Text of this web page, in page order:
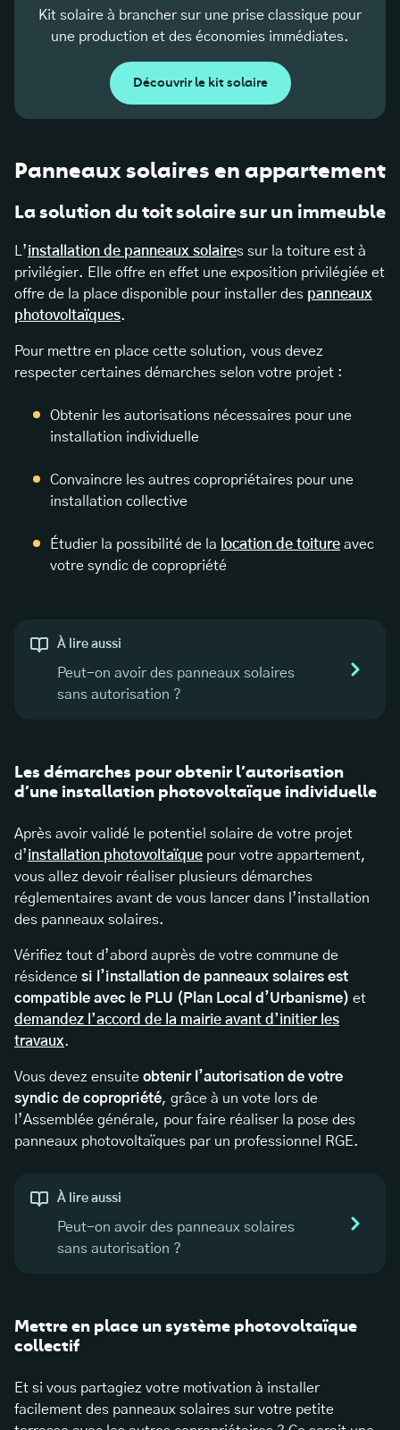
Kit solaire à brancher sur une prise classique pour
une production et des économies immédiates.
Découvrir le kit solaire
Panneaux solaires en appartement
La solution du toit solaire sur un immeuble
L’installation de panneaux solaires sur la toiture est à
privilégier. Elle offre en effet une exposition privilégiée et
offre de la place disponible pour installer des panneaux
photovoltaïques.
Pour mettre en place cette solution, vous devez
respecter certaines démarches selon votre projet :
Obtenir les autorisations nécessaires pour une
installation individuelle
Convaincre les autres copropriétaires pour une
installation collective
Étudier la possibilité de la location de toiture avec
votre syndic de copropriété
À lire aussi
Peut-on avoir des panneaux solaires
sans autorisation ?
Les démarches pour obtenir l’autorisation
d’une installation photovoltaïque individuelle
Après avoir validé le potentiel solaire de votre projet
d’installation photovoltaïque pour votre appartement,
vous allez devoir réaliser plusieurs démarches
réglementaires avant de vous lancer dans l’installation
des panneaux solaires.
Vérifiez tout d’abord auprès de votre commune de
résidence si l’installation de panneaux solaires est
compatible avec le PLU (Plan Local d’Urbanisme) et
demandez l’accord de la mairie avant d’initier les
travaux.
Vous devez ensuite obtenir l’autorisation de votre
syndic de copropriété, grâce à un vote lors de
l’Assemblée générale, pour faire réaliser la pose des
panneaux photovoltaïques par un professionnel RGE.
À lire aussi
Peut-on avoir des panneaux solaires
sans autorisation ?
Mettre en place un système photovoltaïque
collectif
Et si vous partagiez votre motivation à installer
facilement des panneaux solaires sur votre petite